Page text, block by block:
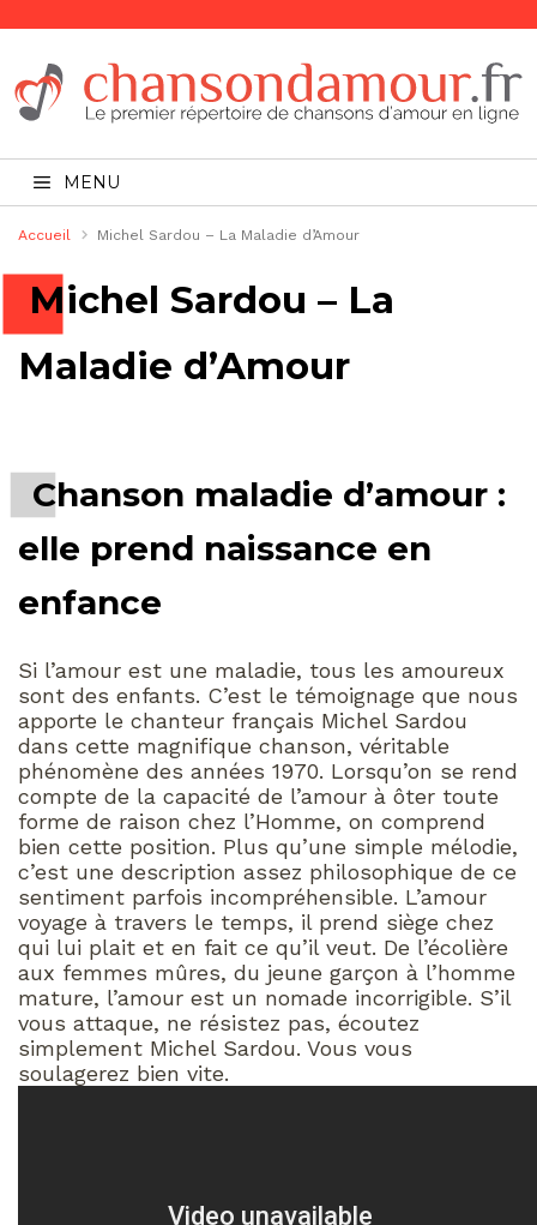
MENU
Accueil Michel Sardou – La Maladie d’Amour
Michel Sardou – La
Maladie d’Amour
Chanson maladie d’amour :
elle prend naissance en
enfance
Si l’amour est une maladie, tous les amoureux
sont des enfants. C’est le témoignage que nous
apporte le chanteur français Michel Sardou
dans cette magnifique chanson, véritable
phénomène des années 1970. Lorsqu’on se rend
compte de la capacité de l’amour à ôter toute
forme de raison chez l’Homme, on comprend
bien cette position. Plus qu’une simple mélodie,
c’est une description assez philosophique de ce
sentiment parfois incompréhensible. L’amour
voyage à travers le temps, il prend siège chez
qui lui plait et en fait ce qu’il veut. De l’écolière
aux femmes mûres, du jeune garçon à l’homme
mature, l’amour est un nomade incorrigible. S’il
vous attaque, ne résistez pas, écoutez
simplement Michel Sardou. Vous vous
soulagerez bien vite.